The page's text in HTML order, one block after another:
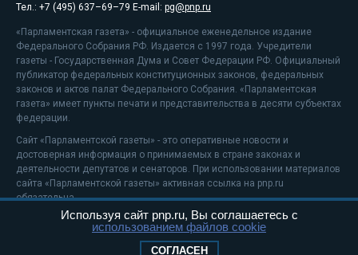
Тел.: +7 (495) 637–69–79 E-mail: pg@pnp.ru
«Парламентская газета» - официальное еженедельное издание
Федерального Собрания РФ. Издается с 1997 года. Учредители
газеты - Государственная Дума и Совет Федерации РФ. Официальный
публикатор федеральных конституционных законов, федеральных
законов и актов палат Федерального Собрания. «Парламентская
газета» имеет пункты печати и представительства в десяти субъектах
федерации.
Сайт «Парламентской газеты» - это оперативные новости и
достоверная информация о принимаемых в стране законах и
деятельности депутатов и сенаторов. При использовании материалов
сайта «Парламентской газеты» активная ссылка на pnp.ru
обязательна.
На информационном ресурсе применяютсярекомендательные
Положение о защите персональных данных
Используя сайт pnp.ru, Вы соглашаетесь с
использованием файлов cookie
СОГЛАСЕН